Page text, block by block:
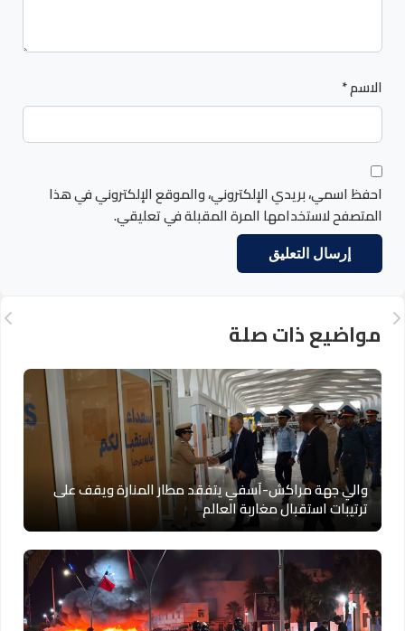
الاسم*
احفظ اسمي، بريدي الإلكتروني، والموقع الإلكتروني في هذا
المتصفح لاستخدامها المرة المقبلة في تعليقي.
مواضيع ذات صلة
والي جهة مراكش-آسفي يتفقد مطار المنارة ويقف على
ترتيبات استقبال مغاربة العالم